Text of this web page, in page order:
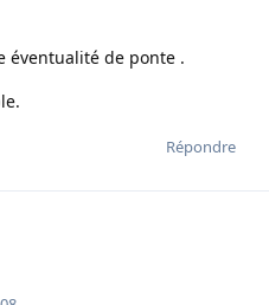
éventualité de ponte .
Répondre